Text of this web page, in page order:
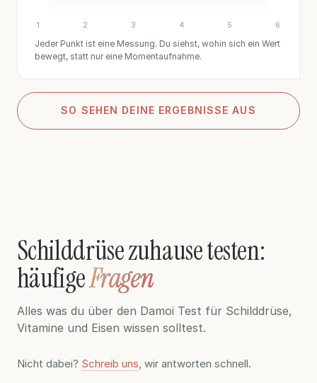
1 2 3 4 5 6
Jeder Punkt ist eine Messung. Du siehst, wohin sich ein Wert
bewegt, statt nur eine Momentaufnahme.
SO SEHEN DEINE ERGEBNISSE AUS
Schilddrüse zuhause testen:
häufigeFragen
Alles was du über den Damoi Test für Schilddrüse,
Vitamine und Eisen wissen solltest.
Nicht dabei? Schreib uns, wir antworten schnell.